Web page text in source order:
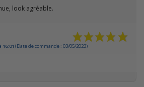
look agréable.
16:01 (Date de commande : 03/05/2023)